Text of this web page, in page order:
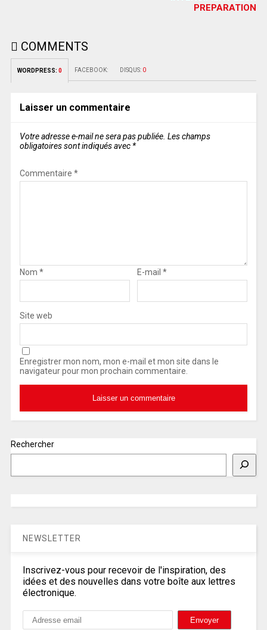
PREPARATION
COMMENTS
WORDPRESS: 0 FACEBOOK: DISQUS: 0
Laisser un commentaire
Votre adresse e-mail ne sera pas publiée. Les champs
obligatoires sont indiqués avec *
Commentaire *
Nom * E-mail *
Site web
Enregistrer mon nom, mon e-mail et mon site dans le
navigateur pour mon prochain commentaire.
Rechercher
NEWSLETTER
Inscrivez-vous pour recevoir de l'inspiration, des
idées et des nouvelles dans votre boîte aux lettres
électronique.